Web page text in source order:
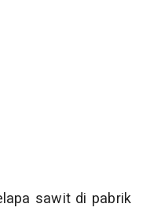
sawit di pabrik